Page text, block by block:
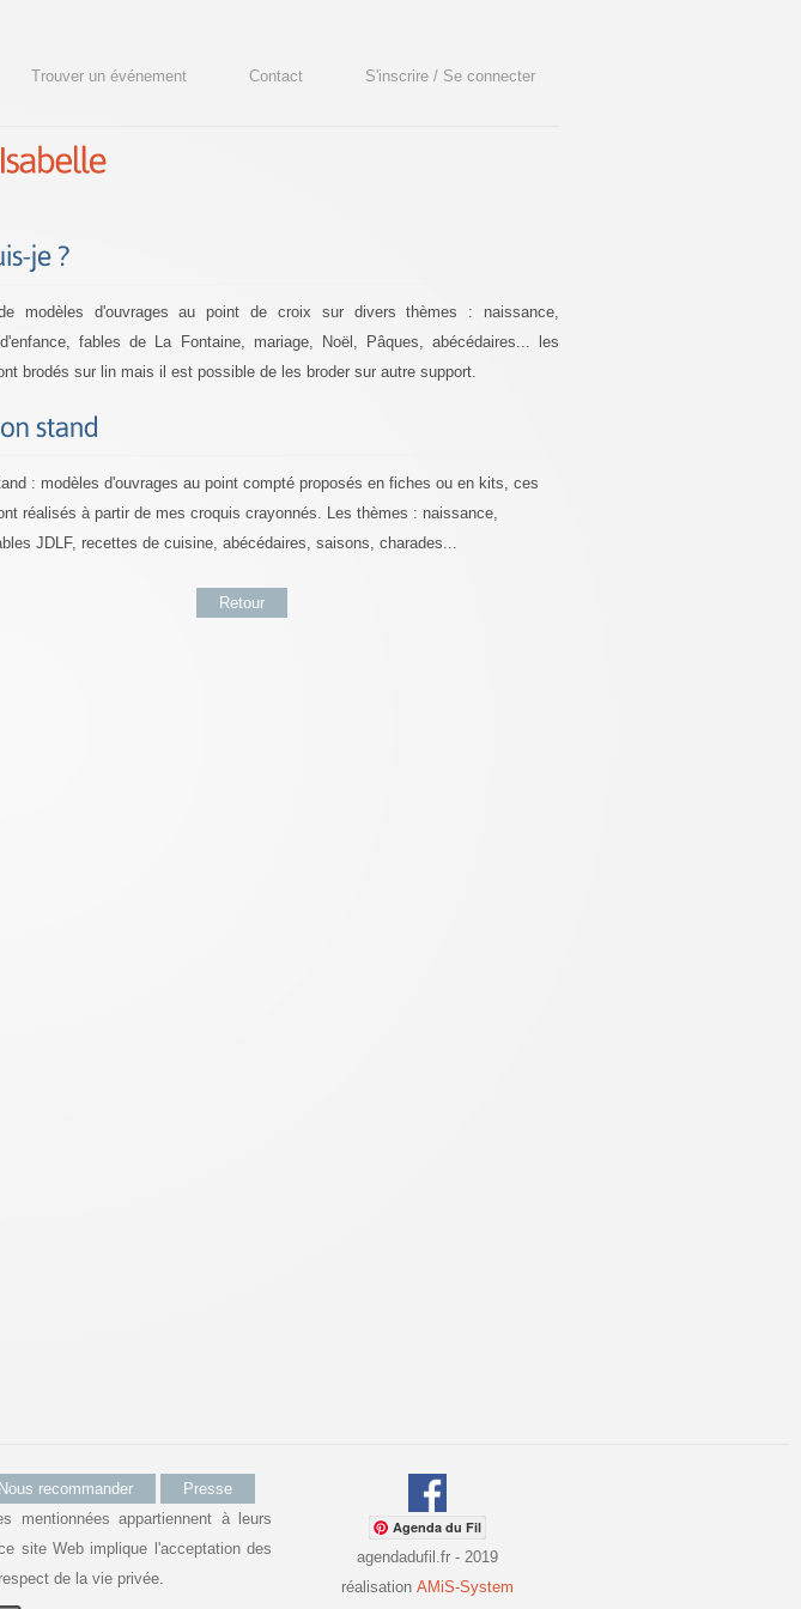
Trouver un événement Contact S'inscrire / Se connecter
modèles d'ouvrages au point de croix sur divers thèmes : naissance,
fables de La Fontaine, mariage, Noël, Pâques, abécédaires... les
brodés sur lin mais il est possible de les broder sur autre support.
: modèles d'ouvrages au point compté proposés en fiches ou en kits, ces
réalisés à partir de mes croquis crayonnés. Les thèmes : naissance,
JDLF, recettes de cuisine, abécédaires, saisons, charades...
Retour
Nous recommander
Presse
mentionnées appartiennent à leurs
site Web implique l'acceptation des
de la vie privée.
Agenda du Fil
agendadufil.fr - 2019
réalisation AMiS-System